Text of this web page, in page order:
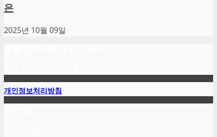
은
2025년 10월 09일
개인정보처리방침